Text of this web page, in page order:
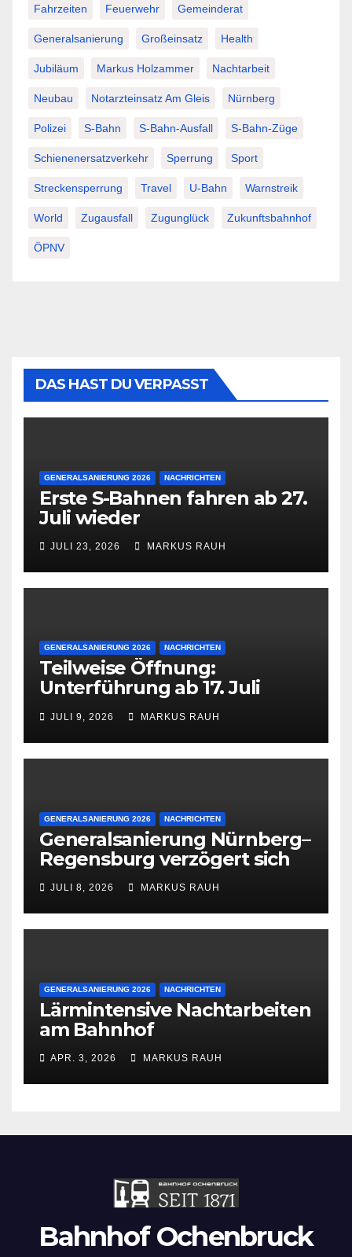
Fahrzeiten Feuerwehr Gemeinderat
Generalsanierung Großeinsatz Health
Jubiläum Markus Holzammer Nachtarbeit
Neubau Notarzteinsatz Am Gleis Nürnberg
Polizei S-Bahn S-Bahn-Ausfall S-Bahn-Züge
Schienenersatzverkehr Sperrung Sport
Streckensperrung Travel U-Bahn Warnstreik
World Zugausfall Zugunglück Zukunftsbahnhof
ÖPNV
DAS HAST DU VERPASST
GENERALSANIERUNG 2026 NACHRICHTEN
Erste S-Bahnen fahren ab 27.
Juli wieder
JULI 23, 2026 MARKUS RAUH
GENERALSANIERUNG 2026 NACHRICHTEN
Teilweise Öffnung:
Unterführung ab 17. Juli
JULI 9, 2026 MARKUS RAUH
GENERALSANIERUNG 2026 NACHRICHTEN
Generalsanierung Nürnberg–
Regensburg verzögert sich
JULI 8, 2026 MARKUS RAUH
GENERALSANIERUNG 2026 NACHRICHTEN
Lärmintensive Nachtarbeiten
am Bahnhof
APR. 3, 2026 MARKUS RAUH
Bahnhof Ochenbruck